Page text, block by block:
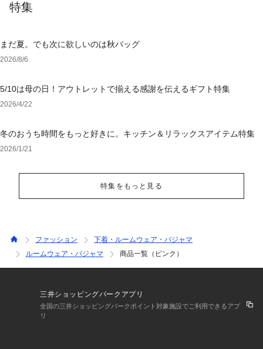
特集
まだ夏。でも次に欲しいのは秋バッグ
2026/8/6
5/10は母の日！アウトレットで揃える感謝を伝えるギフト特集
2026/4/22
冬のおうち時間をもっと好きに。キッチン＆リラックスアイテム特集
2026/1/21
特集をもっと見る
ファッション
下着・ルームウェア・パジャマ
ルームウェア・パジャマ
商品一覧（ピンク）
三井ショッピングパークアプリ
全国の三井ショッピングパークポイント対象施設でご利用できるアプ
リ